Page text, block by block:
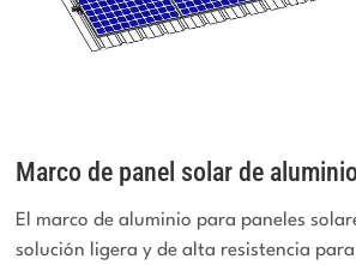
Marco de panel solar de aluminio
El marco de aluminio para paneles
solución ligera y de alta resistencia